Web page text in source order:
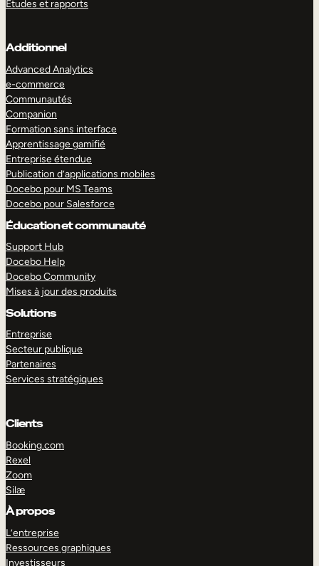
Études et rapports
Additionnel
Advanced Analytics
e-commerce
Communautés
Companion
Formation sans interface
Apprentissage gamifié
Entreprise étendue
Publication d’applications mobiles
Docebo pour MS Teams
Docebo pour Salesforce
Éducation et communauté
Support Hub
Docebo Help
Docebo Community
Mises à jour des produits
Solutions
Entreprise
Secteur publique
Partenaires
Services stratégiques
Clients
Booking.com
Rexel
Zoom
Silæ
À propos
L’entreprise
Ressources graphiques
Investisseurs